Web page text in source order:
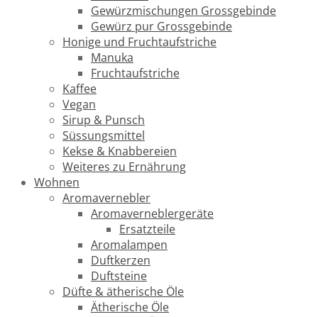
Gewürzmischungen Grossgebinde
Gewürz pur Grossgebinde
Honige und Fruchtaufstriche
Manuka
Fruchtaufstriche
Kaffee
Vegan
Sirup & Punsch
Süssungsmittel
Kekse & Knabbereien
Weiteres zu Ernährung
Wohnen
Aromavernebler
Aromaverneblergeräte
Ersatzteile
Aromalampen
Duftkerzen
Duftsteine
Düfte & ätherische Öle
Ätherische Öle